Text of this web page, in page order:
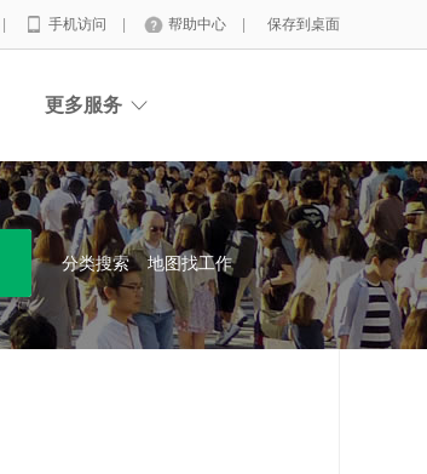
手机访问 帮助中心 保存到桌面
更多服务
分类搜索 地图找工作